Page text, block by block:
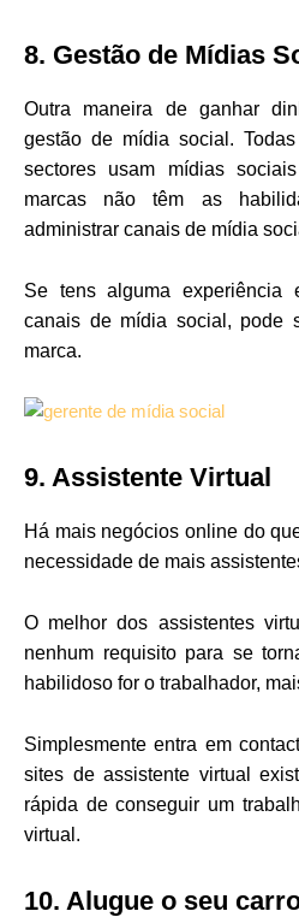
8. Gestão de Mídias
Outra maneira de ganhar
gestão de mídia social.
sectores usam mídias
marcas não têm as
administrar canais de mídia
Se tens alguma experiência
canais de mídia social, pode
marca.
9. Assistente Virtual
Há mais negócios online do
necessidade de mais
O melhor dos assistentes
nenhum requisito para se
habilidoso for o trabalhador,
Simplesmente entra em
sites de assistente virtual
rápida de conseguir um
virtual.
10. Alugue o seu